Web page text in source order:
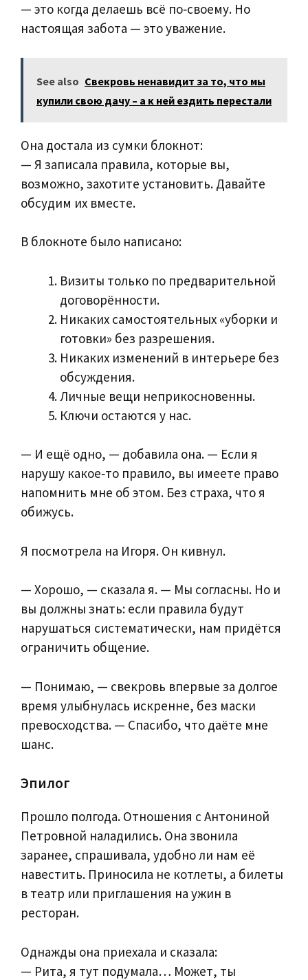
— это когда делаешь всё по‑своему. Но
настоящая забота — это уважение.
See also Свекровь ненавидит за то, что мы
купили свою дачу – а к ней ездить перестали
Она достала из сумки блокнот:
— Я записала правила, которые вы,
возможно, захотите установить. Давайте
обсудим их вместе.
В блокноте было написано:
Визиты только по предварительной
договорённости.
Никаких самостоятельных «уборки и
готовки» без разрешения.
Никаких изменений в интерьере без
обсуждения.
Личные вещи неприкосновенны.
Ключи остаются у нас.
— И ещё одно, — добавила она. — Если я
нарушу какое‑то правило, вы имеете право
напомнить мне об этом. Без страха, что я
обижусь.
Я посмотрела на Игоря. Он кивнул.
— Хорошо, — сказала я. — Мы согласны. Но и
вы должны знать: если правила будут
нарушаться систематически, нам придётся
ограничить общение.
— Понимаю, — свекровь впервые за долгое
время улыбнулась искренне, без маски
превосходства. — Спасибо, что даёте мне
шанс.
Эпилог
Прошло полгода. Отношения с Антониной
Петровной наладились. Она звонила
заранее, спрашивала, удобно ли нам её
навестить. Приносила не котлеты, а билеты
в театр или приглашения на ужин в
ресторан.
Однажды она приехала и сказала:
— Рита, я тут подумала… Может, ты